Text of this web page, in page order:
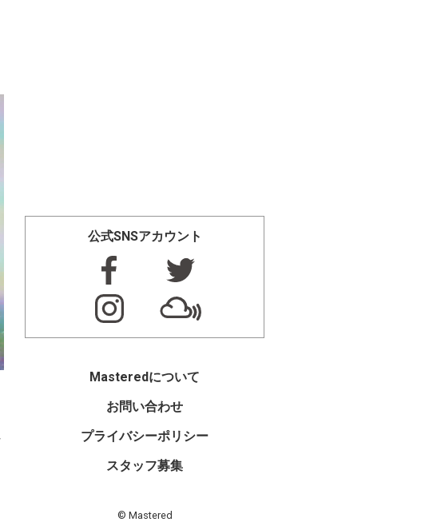
公式SNSアカウント
Masteredについて
お問い合わせ
プライバシーポリシー
スタッフ募集
© Mastered